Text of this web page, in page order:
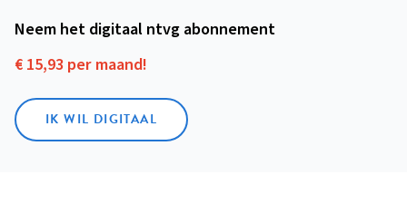
Neem het digitaal ntvg abonnement
€ 15,93 per maand!
IK WIL DIGITAAL